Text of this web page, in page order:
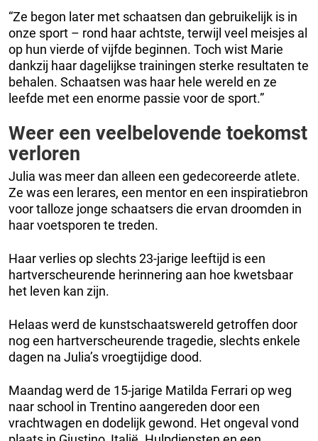
“Ze begon later met schaatsen dan gebruikelijk is in
onze sport – rond haar achtste, terwijl veel meisjes al
op hun vierde of vijfde beginnen. Toch wist Marie
dankzij haar dagelijkse trainingen sterke resultaten te
behalen. Schaatsen was haar hele wereld en ze
leefde met een enorme passie voor de sport.”
Weer een veelbelovende toekomst
verloren
Julia was meer dan alleen een gedecoreerde atlete.
Ze was een lerares, een mentor en een inspiratiebron
voor talloze jonge schaatsers die ervan droomden in
haar voetsporen te treden.
Haar verlies op slechts 23-jarige leeftijd is een
hartverscheurende herinnering aan hoe kwetsbaar
het leven kan zijn.
Helaas werd de kunstschaatswereld getroffen door
nog een hartverscheurende tragedie, slechts enkele
dagen na Julia’s vroegtijdige dood.
Maandag werd de 15-jarige Matilda Ferrari op weg
naar school in Trentino aangereden door een
vrachtwagen en dodelijk gewond. Het ongeval vond